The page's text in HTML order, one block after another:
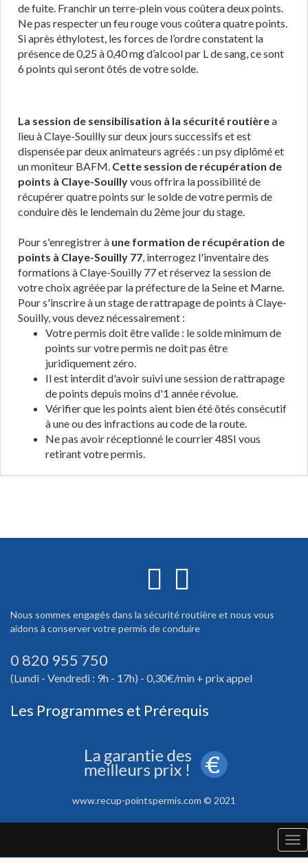
de fuite. Franchir un terre-plein vous coûtera deux points.
Ne pas respecter un feu rouge vous coûtera quatre points.
Si après éthylotest, les forces de l’ordre constatent la
présence de 0,25 à 0,40 mg d’alcool par L de sang, ce sont
6 points qui seront ôtés de votre solde.
La session de sensibilisation à la sécurité routièrea
lieu à Claye-Souilly sur deux jours successifs et est
dispensée par deux animateurs agréés : un psy diplômé et
un moniteur BAFM. Cette session de récupération de
points à Claye-Souillyvous offrira la possibilité de
récupérer quatre points sur le solde de votre permis de
conduire dès le lendemain du 2ème jour du stage.
Pour s'enregistrer à une formation de récupération de
points à Claye-Souilly 77, interrogez l'inventaire des
formations à Claye-Souilly 77 et réservez la session de
votre choix agréée par la préfecture de la Seine et Marne.
Pour s'inscrire à un stage de rattrapage de points à Claye-
Souilly, vous devez nécessairement :
Votre permis doit être valide : le solde minimum de
points sur votre permis ne doit pas être
juridiquement zéro.
Il est interdit d'avoir suivi une session de rattrapage
de points depuis moins d'1 année révolue.
Vérifier que les points aient bien été ôtés consécutif
à une ou des infractions au code de la route.
Ne pas avoir réceptionné le courrier 48SI vous
retirant votre permis.
Nous sommes engagés dans la sécurité routière et nous vous
aidons à conserver votre permis de conduire
0 820 955 750
(Lundi - Vendredi : 9h - 17h) - 0,30€/min + prix appel
Les Programmes et Prérequis
www.recup-pointspermis.com © 2021